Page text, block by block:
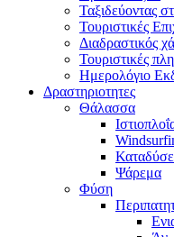
Ταξιδεύοντας
Τουριστικές
Διαδραστικός
Τουριστικές
Ημερολόγιο
Δραστηριοτητες
Θάλασσα
Ψάρεμα
Φύση